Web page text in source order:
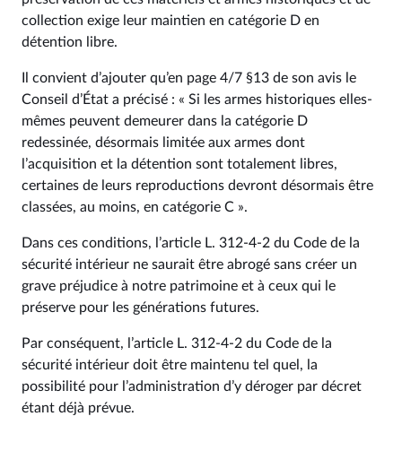
collection exige leur maintien en catégorie D en
détention libre.
Il convient d’ajouter qu’en page 4/7 §13 de son avis le
Conseil d’État a précisé : « Si les armes historiques elles-
mêmes peuvent demeurer dans la catégorie D
redessinée, désormais limitée aux armes dont
l’acquisition et la détention sont totalement libres,
certaines de leurs reproductions devront désormais être
classées, au moins, en catégorie C ».
Dans ces conditions, l’article L. 312‑4‑2 du Code de la
sécurité intérieur ne saurait être abrogé sans créer un
grave préjudice à notre patrimoine et à ceux qui le
préserve pour les générations futures.
Par conséquent, l’article L. 312‑4‑2 du Code de la
sécurité intérieur doit être maintenu tel quel, la
possibilité pour l’administration d’y déroger par décret
étant déjà prévue.